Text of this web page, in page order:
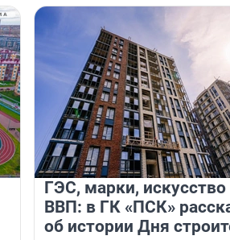
ГЭС, марки, искусство
ВВП: в ГК «ПСК»
об истории Дня